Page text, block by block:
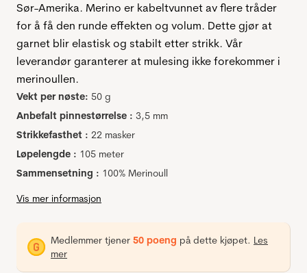
Sør-Amerika. Merino er kabeltvunnet av flere tråder
for å få den runde effekten og volum. Dette gjør at
garnet blir elastisk og stabilt etter strikk. Vår
leverandør garanterer at mulesing ikke forekommer i
merinoullen.
Vekt per nøste: 50 g
Anbefalt pinnestørrelse : 3,5 mm
Strikkefasthet : 22 masker
Løpelengde : 105 meter
Sammensetning : 100% Merinoull
Vis mer informasjon
Medlemmer tjener 50 poeng på dette kjøpet. Les
mer